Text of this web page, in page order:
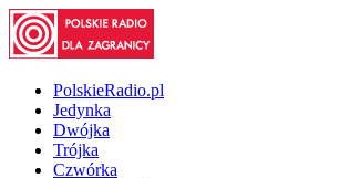
PolskieRadio.pl
Jedynka
Dwójka
Trójka
Czwórka